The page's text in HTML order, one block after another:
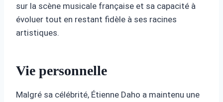
sur la scène musicale française et sa capacité à
évoluer tout en restant fidèle à ses racines
artistiques.
Vie personnelle
Malgré sa célébrité, Étienne Daho a maintenu une